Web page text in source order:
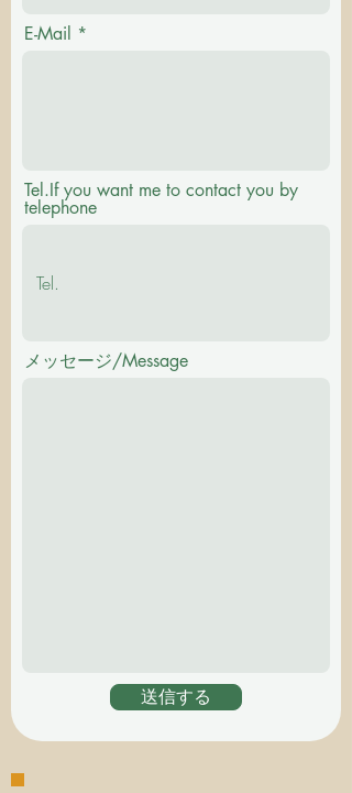
E-Mail
Tel.If you want me to contact you by
telephone
メッセージ/Message
送信する